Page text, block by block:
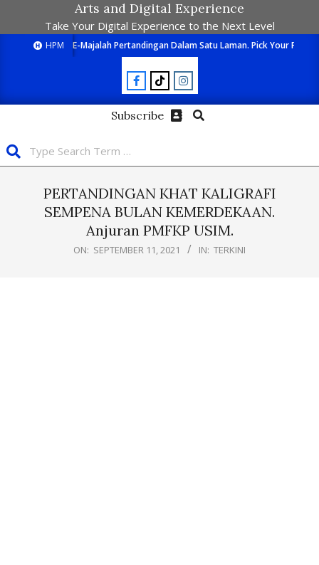
Arts and Digital Experience
Take Your Digital Experience to the Next Level
HPM E-Majalah Pertandingan Dalam Satu Laman. Pick Your
Subscribe
PERTANDINGAN KHAT KALIGRAFI
SEMPENA BULAN KEMERDEKAAN.
Anjuran PMFKP USIM.
ON: SEPTEMBER 11, 2021 IN: TERKINI